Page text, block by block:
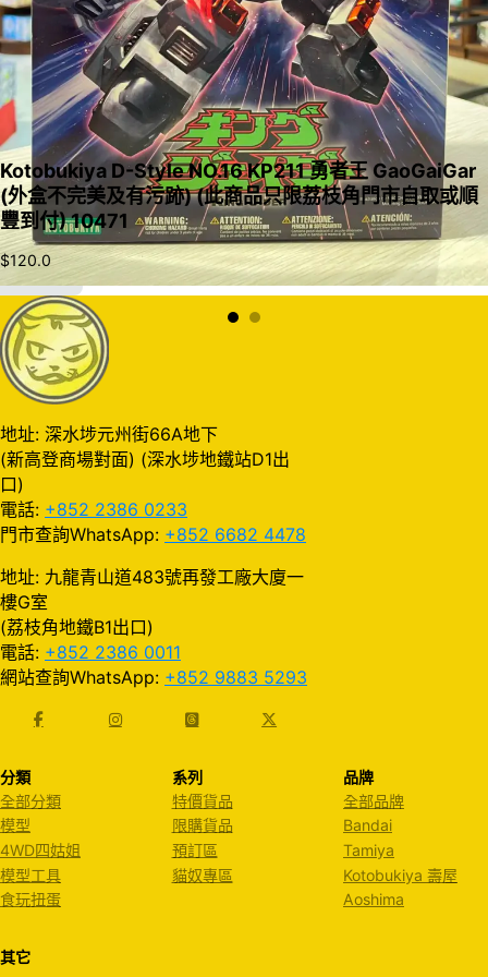
入購物車
Kotobukiya D-Style NO.16 KP211 勇者王 GaoGaiGar
(外盒不完美及有污跡) (此商品只限荔枝角門市自取或順
豐到付) 10471
$120.0
地址: 深水埗元州街66A地下
(新高登商場對面) (深水埗地鐵站D1出
口)
電話: +852 2386 0233
門市查詢WhatsApp: +852 6682 4478
地址: 九龍青山道483號再發工廠大廈一
樓G室
(荔枝角地鐵B1出口)
電話: +852 2386 0011
網站查詢WhatsApp: +852 9883 5293
分類
全部分類
模型
4WD四姑姐
模型工具
食玩扭蛋
系列
特價貨品
限購貨品
預訂區
貓奴專區
品牌
全部品牌
Bandai
Tamiya
Kotobukiya 壽屋
Aoshima
其它